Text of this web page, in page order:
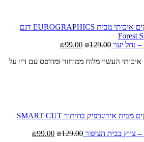
₪129.00
המחיר
היה:
₪99.00
הוא:
חלקים איכותי העשוי מלוח ממוחזר ומודפס עם דיו על
₪129.00
המחיר₪99.00